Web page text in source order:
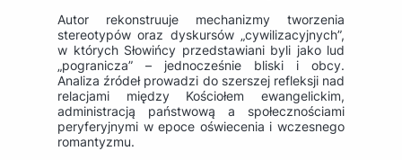
Autor rekonstruuje mechanizmy tworzenia
stereotypów oraz dyskursów „cywilizacyjnych”,
w których Słowińcy przedstawiani byli jako lud
„pogranicza” – jednocześnie bliski i obcy.
Analiza źródeł prowadzi do szerszej refleksji nad
relacjami między Kościołem ewangelickim,
administracją państwową a społecznościami
peryferyjnymi w epoce oświecenia i wczesnego
romantyzmu.